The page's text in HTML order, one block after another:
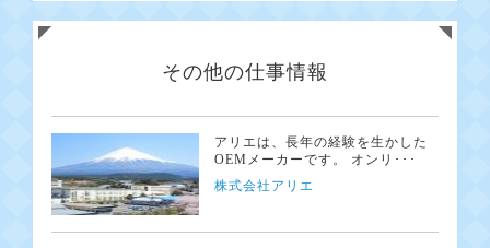
その他の仕事情報
アリエは、長年の経験を生かした
OEMメーカーです。 オンリ･･･
株式会社アリエ